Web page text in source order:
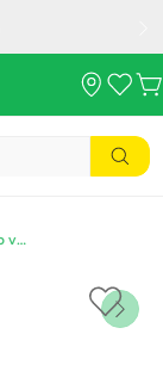
LEGO DREAMZzz Mateo vs. Mech con Cibercerebro 71495